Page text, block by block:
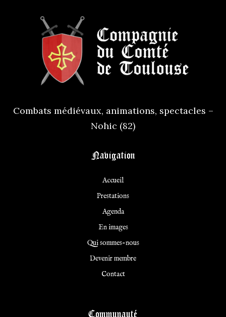
Combats médiévaux, animations, spectacles –
Nohic (82)
Navigation
Accueil
Prestations
Agenda
En images
Qui sommes-nous
Devenir membre
Contact
Communauté